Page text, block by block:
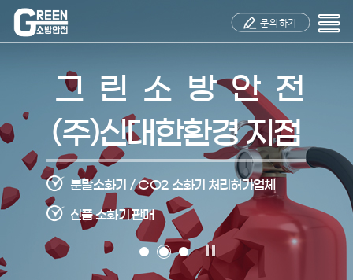
문의하기
그린소방안전
(주)신대한환경 지점
분말소화기 / CO2 소화기 처리허가업체
신품 소화기 판매
그린소방안전
(주)신대한환경 지점
분말소화기 / CO2 소화기 처리허가업체
신품 소화기 판매
그린소방안전
(주)신대한환경 지점
분말소화기 / CO2 소화기 처리허가업체
신품 소화기 판매